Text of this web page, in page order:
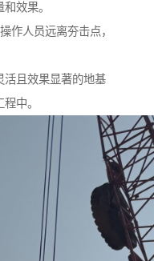
效果。
作人员远离夯击点，
活且效果显著的地基
中。